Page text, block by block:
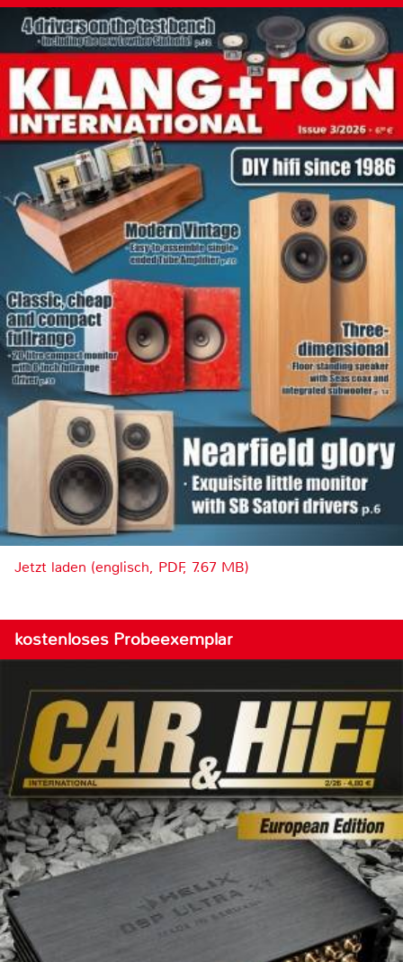
Jetzt laden (englisch, PDF, 7.67 MB)
kostenloses Probeexemplar